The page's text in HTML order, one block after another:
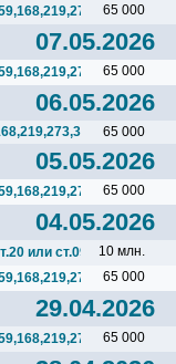
65 000
07.05.2026
65 000
06.05.2026
65 000
05.05.2026
65 000
04.05.2026
или ст.09г2с, 6тн...
10 млн.
65 000
29.04.2026
65 000